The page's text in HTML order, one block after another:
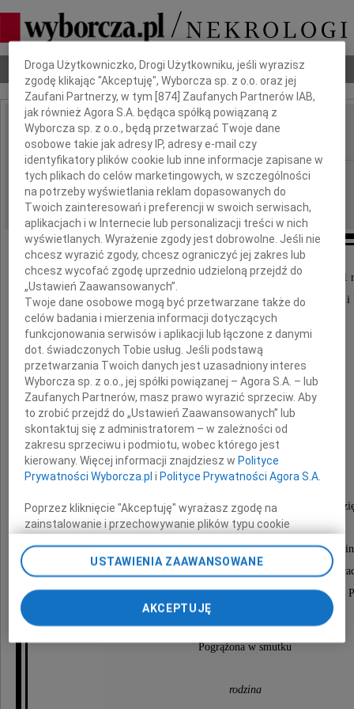
Nekrologi Odeszli Poradnik pogrzebowy
IMIĘ I NAZWISKO: Władysław Pihan
REGION: Szczecin
DATA EMISJI: 15.02.2011
Z głębokim żalem zawiadamiamy, że dnia 11 lutego 2011
w wieku 86 lat nasz najukochańszy Mąż, Ojciec, Dziadek i
Władysław Pihan
Żył godnie i uczciwie, pozostawił po sobie trwały ślad.
Msza żałobna odbędzie się 15 lutego 2011 roku o
w kaplicy pogrzebowej przy cmentarzu w
Pogrzeb po mszy żałobnej na cmentarzu komunalnym w
Pogrążona w smutku
rodzina
Dbamy o Twoją prywatność
Droga Użytkowniczko, Drogi Użytkowniku, jeśli wyrazisz
zgodę klikając "Akceptuję", Wyborcza sp. z o.o. oraz jej
Zaufani Partnerzy, w tym [874 ] Zaufanych Partnerów IAB,
jak również Agora S.A. będąca spółką powiązaną z
Wyborcza sp. z o.o., będą przetwarzać Twoje dane
osobowe takie jak adresy IP, adresy e-mail czy
identyfikatory plików cookie lub inne informacje zapisane w
tych plikach do celów marketingowych, w szczególności
na potrzeby wyświetlania reklam dopasowanych do
Twoich zainteresowań i preferencji w swoich serwisach,
aplikacjach i w Internecie lub personalizacji treści w nich
wyświetlanych. Wyrażenie zgody jest dobrowolne. Jeśli nie
chcesz wyrazić zgody, chcesz ograniczyć jej zakres lub
chcesz wycofać zgodę uprzednio udzieloną przejdź do
„Ustawień Zaawansowanych”.
Twoje dane osobowe mogą być przetwarzane także do
celów badania i mierzenia informacji dotyczących
funkcjonowania serwisów i aplikacji lub łączone z danymi
dot. świadczonych Tobie usług. Jeśli podstawą
przetwarzania Twoich danych jest uzasadniony interes
Wyborcza sp. z o.o., jej spółki powiązanej – Agora S.A. – lub
Zaufanych Partnerów, masz prawo wyrazić sprzeciw. Aby
to zrobić przejdź do „Ustawień Zaawansowanych” lub
skontaktuj się z administratorem – w zależności od
zakresu sprzeciwu i podmiotu, wobec którego jest
kierowany. Więcej informacji znajdziesz w Polityce
Prywatności Wyborcza.pl i Polityce Prywatności Agora S.A.
Poprzez kliknięcie "Akceptuję" wyrażasz zgodę na
zainstalowanie i przechowywanie plików typu cookie
na Twoim urządzeniu końcowym. Możesz też w każdej
chwili zmienić swoje preferencje dot. plików cookie,
ponownie wywołując narzędzie do zarządzania Twoimi
preferencjami dot. przetwarzania danych poprzez
odnośnik „Ustawienia prywatności” w stopce serwisu i
Zmiana ustawień plików cookie możliwa jest także za
USTAWIENIA ZAAWANSOWANE
AKCEPTUJĘ